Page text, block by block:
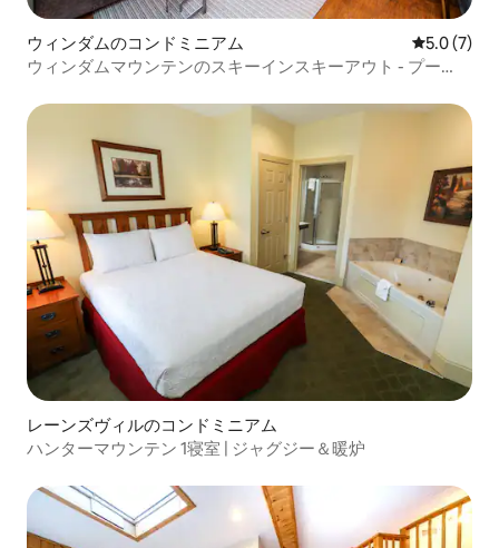
ウィンダムのコンドミニアム レビュー7
5.0 (7)
ウィンダムマウンテンのスキーインスキーアウト - プー
レーンズヴィルのコンドミニアム
ハンターマウンテン 1寝室 | ジャグジー＆暖炉